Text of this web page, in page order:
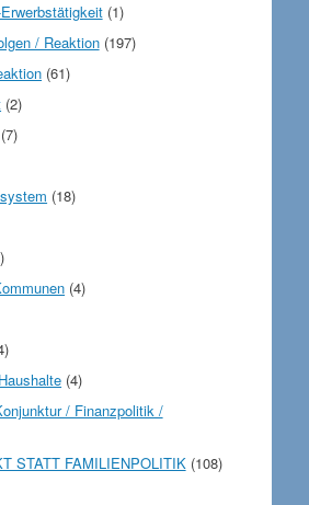
(1)
/ Reaktion(197)
(61)
(2)
(7)
(18)
(4)
(4)
/ Finanzpolitik /
STATT FAMILIENPOLITIK(108)